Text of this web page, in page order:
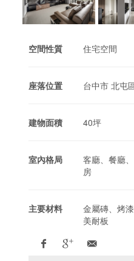
空間性質 住宅空間
座落位置 台中市 北屯
建物面積 40坪
室內格局
客廳、餐廳
房
主要材料
金屬磚、烤
美耐板